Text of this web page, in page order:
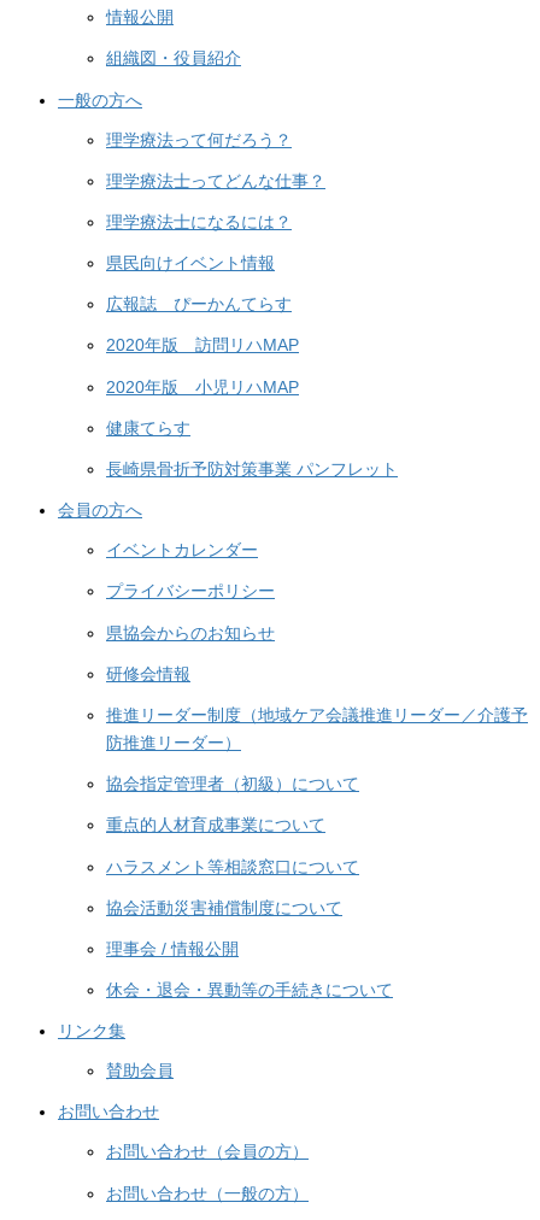
情報公開
組織図・役員紹介
一般の方へ
理学療法って何だろう？
理学療法士ってどんな仕事？
理学療法士になるには？
県民向けイベント情報
広報誌 ぴーかんてらす
2020年版 訪問リハMAP
2020年版 小児リハMAP
健康てらす
長崎県骨折予防対策事業 パンフレット
会員の方へ
イベントカレンダー
プライバシーポリシー
県協会からのお知らせ
研修会情報
推進リーダー制度（地域ケア会議推進リーダー／介護予
防推進リーダー）
協会指定管理者（初級）について
重点的人材育成事業について
ハラスメント等相談窓口について
協会活動災害補償制度について
理事会 / 情報公開
休会・退会・異動等の手続きについて
リンク集
賛助会員
お問い合わせ
お問い合わせ（会員の方）
お問い合わせ（一般の方）